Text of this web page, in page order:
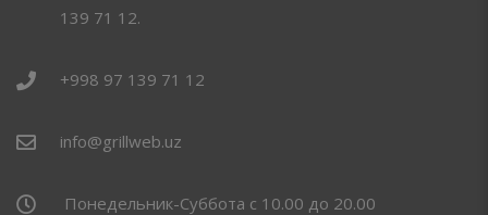
139 71 12.
+998 97 139 71 12
info@grillweb.uz
Понедельник-Суббота с 10.00 до 20.00